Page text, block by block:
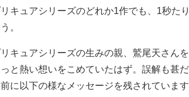
キュアシリーズのどれか1作でも、1秒た
。
キュアシリーズの生みの親、鷲尾天さん
と熱い想いをこめていたはず。誤解も甚
に以下の様なメッセージを残されています